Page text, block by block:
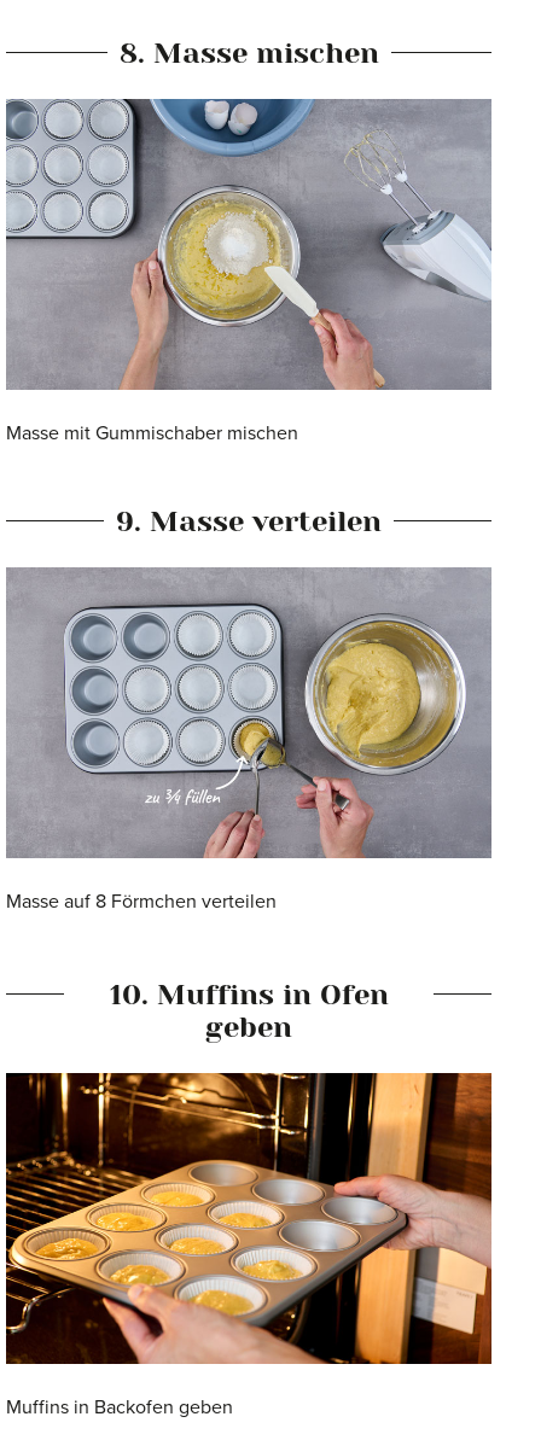
8. Masse mischen
Masse mit Gummischaber mischen
9. Masse verteilen
Masse auf 8 Förmchen verteilen
10. Muffins in Ofen
geben
Muffins in Backofen geben